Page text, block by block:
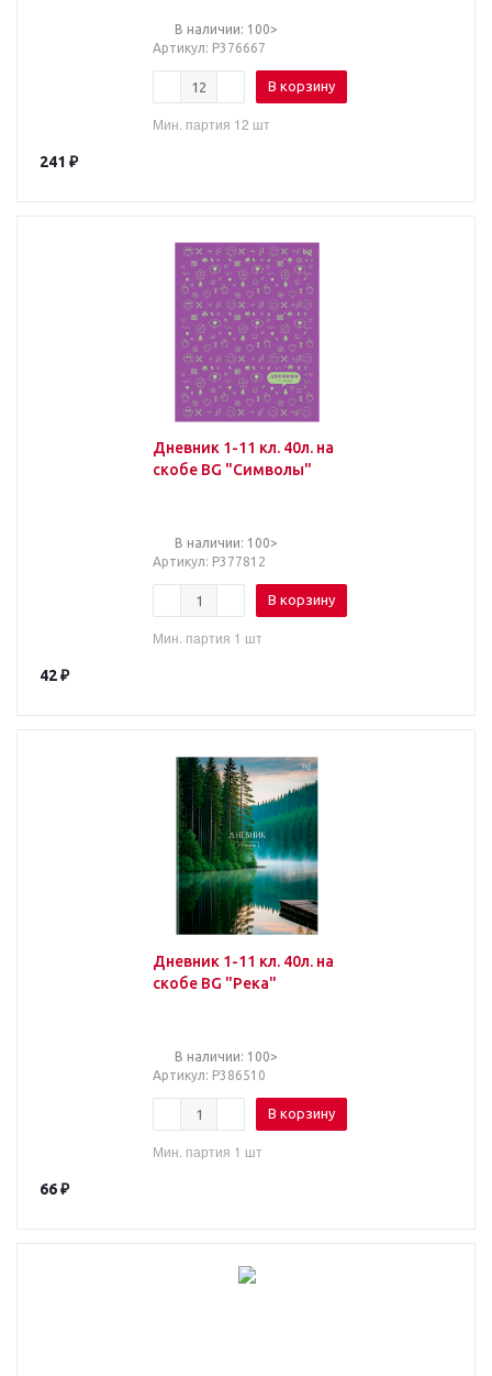
на резинке
В наличии: 100>
Артикул: Р376667
В корзину
Мин. партия 12 шт
241 ₽
Дневник 1-11 кл. 40л. на
скобе BG "Символы"
В наличии: 100>
Артикул: Р377812
В корзину
Мин. партия 1 шт
42₽
Дневник 1-11 кл. 40л. на
скобе BG "Река"
В наличии: 100>
Артикул: Р386510
В корзину
Мин. партия 1 шт
66₽